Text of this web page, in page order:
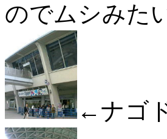
のでムシみた
←ナゴ